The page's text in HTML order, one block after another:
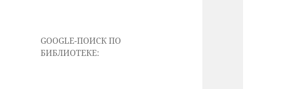
GOOGLE-ПОИСК ПО
БИБЛИОТЕКЕ: